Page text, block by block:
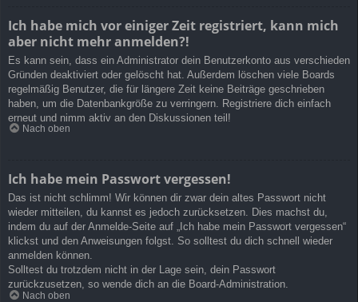
Ich habe mich vor einiger Zeit registriert, kann mich
aber nicht mehr anmelden?!
Es kann sein, dass ein Administrator dein Benutzerkonto aus verschieden
Gründen deaktiviert oder gelöscht hat. Außerdem löschen viele Boards
regelmäßig Benutzer, die für längere Zeit keine Beiträge geschrieben
haben, um die Datenbankgröße zu verringern. Registriere dich einfach
erneut und nimm aktiv an den Diskussionen teil!
Nach oben
Ich habe mein Passwort vergessen!
Das ist nicht schlimm! Wir können dir zwar dein altes Passwort nicht
wieder mitteilen, du kannst es jedoch zurücksetzen. Dies machst du,
indem du auf der Anmelde-Seite auf „Ich habe mein Passwort vergessen“
klickst und den Anweisungen folgst. So solltest du dich schnell wieder
anmelden können.
Solltest du trotzdem nicht in der Lage sein, dein Passwort
zurückzusetzen, so wende dich an die Board-Administration.
Nach oben